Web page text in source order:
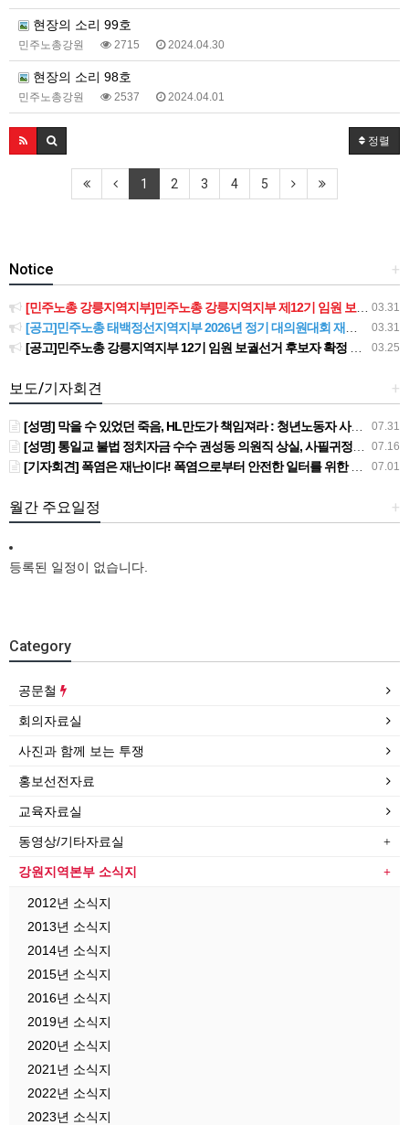
현장의 소리 99호
민주노총강원 2715 2024.04.30
현장의 소리 98호
민주노총강원 2537 2024.04.01
정렬
1 2 3 4 5
+
Notice
03.31
[민주노총 강릉지역지부]민주노총 강릉지역지부 제12기 임원 보궐선거결과 공고
03.31
[공고]민주노총 태백정선지역지부 2026년 정기 대의원대회 재소집 건
03.25
[공고]민주노총 강릉지역지부 12기 임원 보궐선거 후보자 확정 공고
+
보도/기자회견
07.31
[성명] 막을 수 있었던 죽음, HL만도가 책임져라 : 청년노동자 사망사고의 철저한 진상규명과 재발방지 대책 마련하라
07.16
[성명] 통일교 불법 정치자금 수수 권성동 의원직 상실, 사필귀정이다
07.01
[기자회견] 폭염은 재난이다! 폭염으로부터 안전한 일터를 위한 민주노총 강원지역본부 폭염감시단 선포 기자회견
+
월간 주요일정
등록된 일정이 없습니다.
Category
공문철
회의자료실
사진과 함께 보는 투쟁
홍보선전자료
교육자료실
동영상/기타자료실
강원지역본부 소식지
2012년 소식지
2013년 소식지
2014년 소식지
2015년 소식지
2016년 소식지
2019년 소식지
2020년 소식지
2021년 소식지
2022년 소식지
2023년 소식지